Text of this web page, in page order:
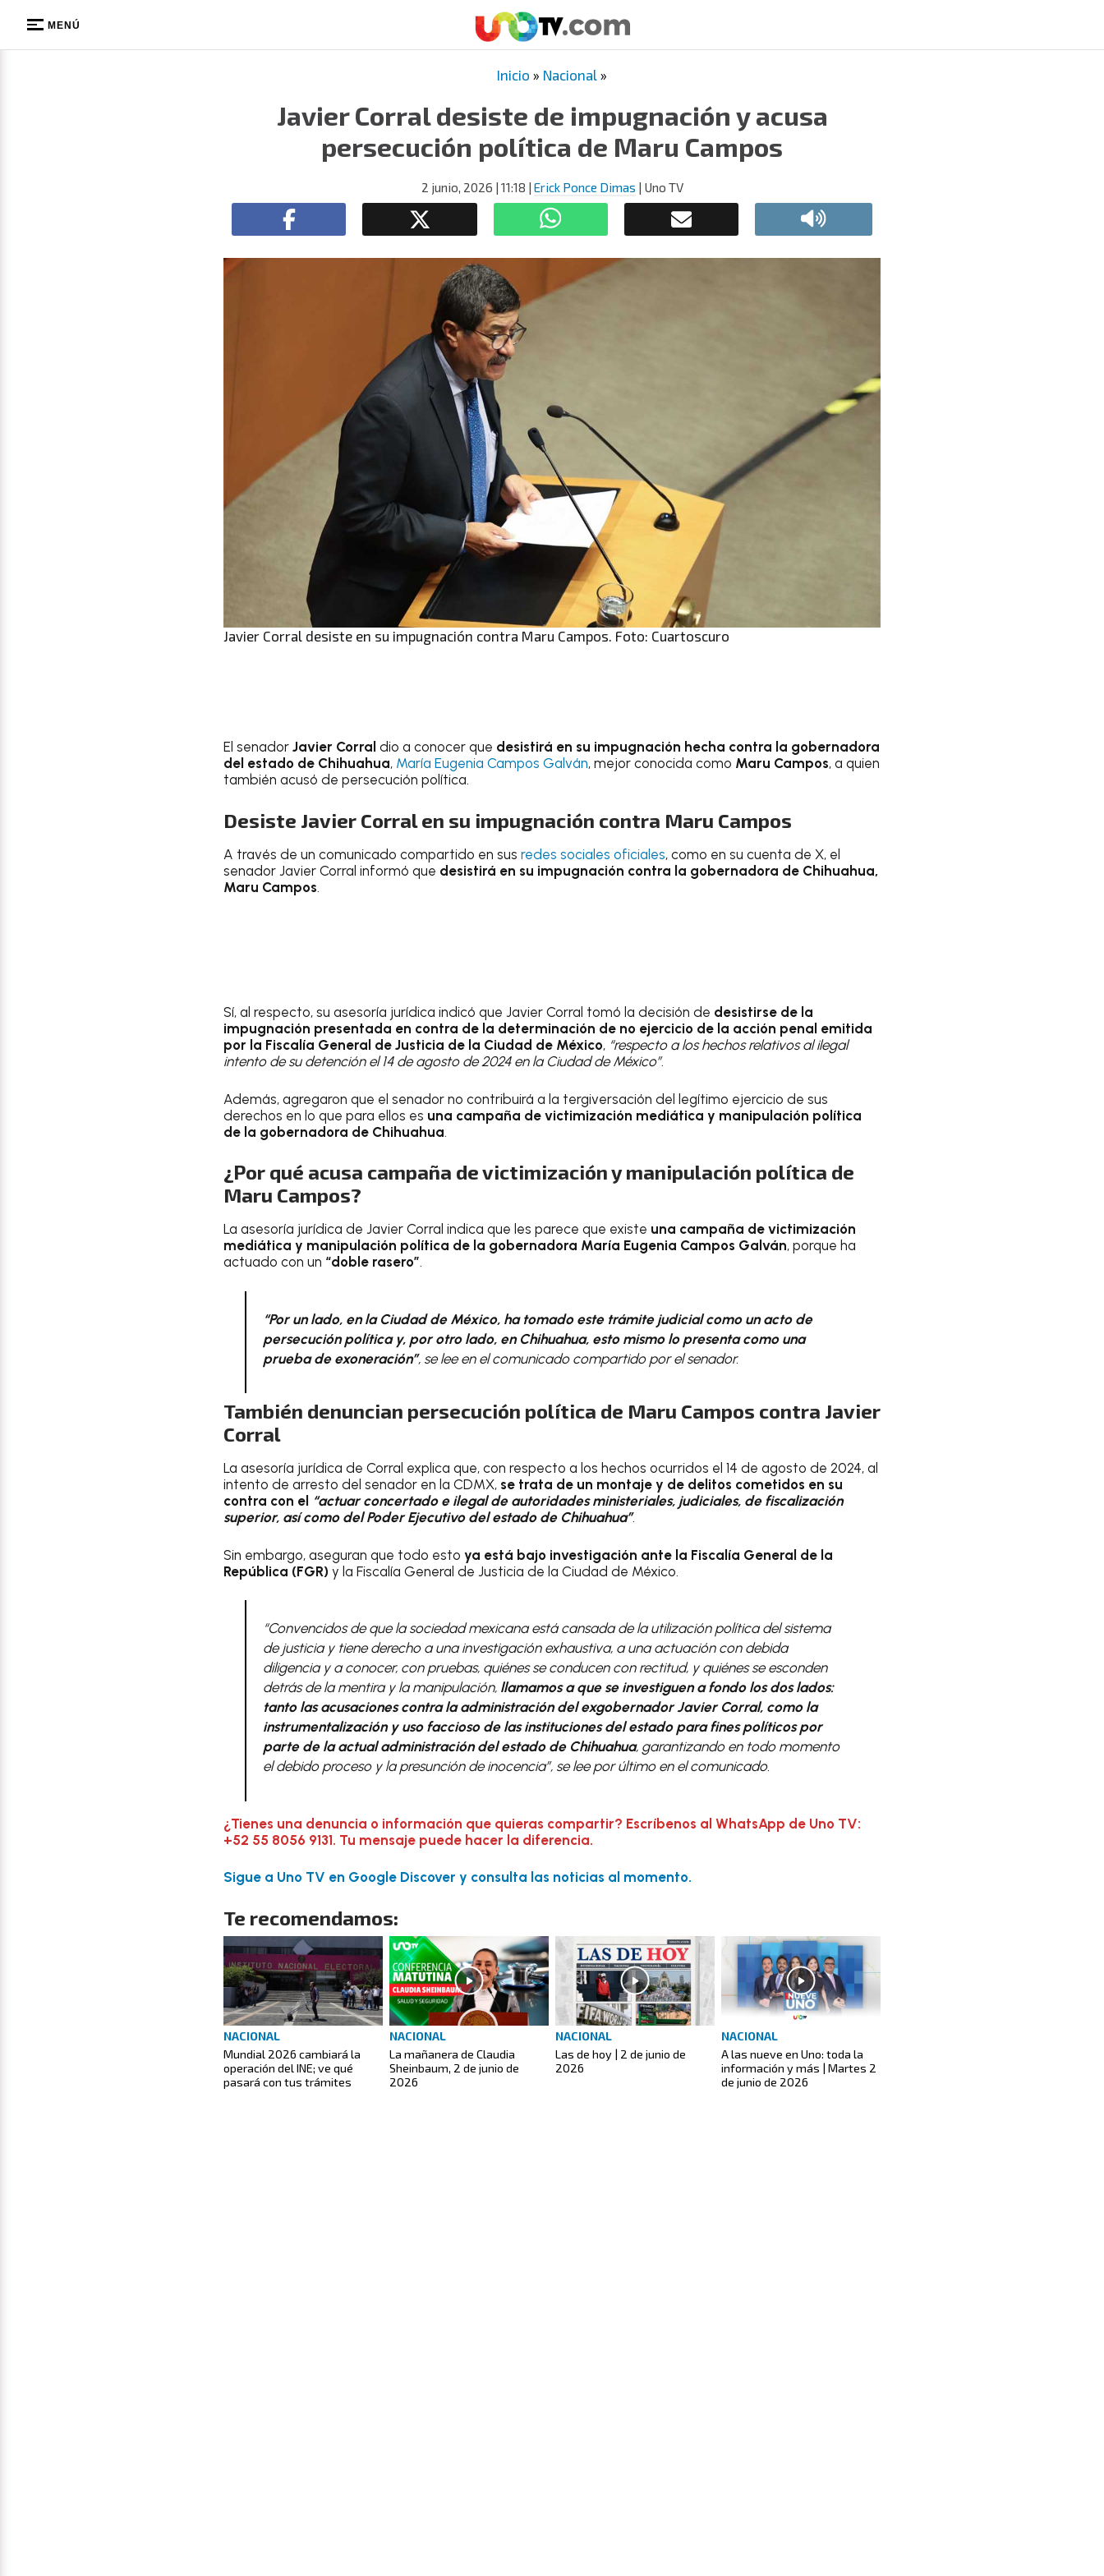
MENÚ
Inicio » Nacional »
Javier Corral desiste de impugnación y acusa
persecución política de Maru Campos
2 junio, 2026 | 11:18 | Erick Ponce Dimas | Uno TV
Javier Corral desiste en su impugnación contra Maru Campos. Foto: Cuartoscuro
El senador Javier Corral dio a conocer que desistirá en su impugnación hecha contra la gobernadora
del estado de Chihuahua, María Eugenia Campos Galván, mejor conocida como Maru Campos, a quien
también acusó de persecución política.
Desiste Javier Corral en su impugnación contra Maru Campos
A través de un comunicado compartido en sus redes sociales oficiales, como en su cuenta de X, el
senador Javier Corral informó que desistirá en su impugnación contra la gobernadora de Chihuahua,
Maru Campos.
Sí, al respecto, su asesoría jurídica indicó que Javier Corral tomó la decisión de desistirse de la
impugnación presentada en contra de la determinación de no ejercicio de la acción penal emitida
por la Fiscalía General de Justicia de la Ciudad de México, “respecto a los hechos relativos al ilegal
intento de su detención el 14 de agosto de 2024 en la Ciudad de México”.
Además, agregaron que el senador no contribuirá a la tergiversación del legítimo ejercicio de sus
derechos en lo que para ellos es una campaña de victimización mediática y manipulación política
de la gobernadora de Chihuahua.
¿Por qué acusa campaña de victimización y manipulación política de
Maru Campos?
La asesoría jurídica de Javier Corral indica que les parece que existe una campaña de victimización
mediática y manipulación política de la gobernadora María Eugenia Campos Galván, porque ha
actuado con un “doble rasero”.
“Por un lado, en la Ciudad de México, ha tomado este trámite judicial como un acto de
persecución política y, por otro lado, en Chihuahua, esto mismo lo presenta como una
prueba de exoneración”, se lee en el comunicado compartido por el senador.
También denuncian persecución política de Maru Campos contra Javier
Corral
La asesoría jurídica de Corral explica que, con respecto a los hechos ocurridos el 14 de agosto de 2024, al
intento de arresto del senador en la CDMX, se trata de un montaje y de delitos cometidos en su
contra con el “actuar concertado e ilegal de autoridades ministeriales, judiciales, de fiscalización
superior, así como del Poder Ejecutivo del estado de Chihuahua”.
Sin embargo, aseguran que todo esto ya está bajo investigación ante la Fiscalía General de la
República (FGR) y la Fiscalía General de Justicia de la Ciudad de México.
“Convencidos de que la sociedad mexicana está cansada de la utilización política del sistema
de justicia y tiene derecho a una investigación exhaustiva, a una actuación con debida
diligencia y a conocer, con pruebas, quiénes se conducen con rectitud, y quiénes se esconden
detrás de la mentira y la manipulación, llamamos a que se investiguen a fondo los dos lados:
tanto las acusaciones contra la administración del exgobernador Javier Corral, como la
instrumentalización y uso faccioso de las instituciones del estado para fines políticos por
parte de la actual administración del estado de Chihuahua, garantizando en todo momento
el debido proceso y la presunción de inocencia”, se lee por último en el comunicado.
¿Tienes una denuncia o información que quieras compartir? Escríbenos al WhatsApp de Uno TV:
+52 55 8056 9131. Tu mensaje puede hacer la diferencia.
Sigue a Uno TV en Google Discover y consulta las noticias al momento.
Te recomendamos:
NACIONAL
Mundial 2026 cambiará la
operación del INE; ve qué
pasará con tus trámites
NACIONAL
La mañanera de Claudia
Sheinbaum, 2 de junio de
2026
NACIONAL
Las de hoy | 2 de junio de
2026
NACIONAL
A las nueve en Uno: toda la
información y más | Martes 2
de junio de 2026